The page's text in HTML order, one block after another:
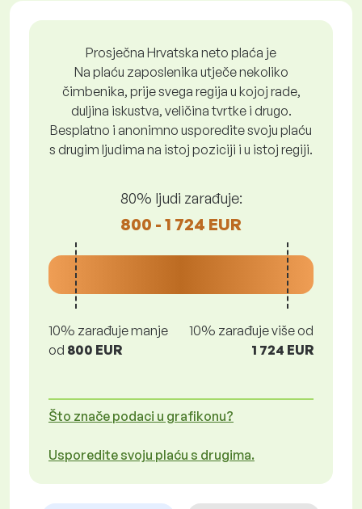
Prosječna Hrvatska neto plaća je
Na plaću zaposlenika utječe nekoliko
čimbenika, prije svega regija u kojoj rade,
duljina iskustva, veličina tvrtke i drugo.
Besplatno i anonimno usporedite svoju plaću
s drugim ljudima na istoj poziciji i u istoj regiji.
80% ljudi zarađuje:
800 - 1 724 EUR
10% zarađuje manje
od 800 EUR
10% zarađuje više od
1 724 EUR
Što znače podaci u grafikonu?
Usporedite svoju plaću s drugima.